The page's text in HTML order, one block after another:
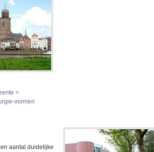
>
vormen
aantal duidelijke